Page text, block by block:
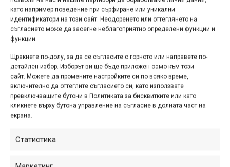
като например поведение при сърфиране или уникални
идентификатори на този сайт. Неодоренето или оттеглянето на
съгласието може да засегне неблагоприятно определени функции и
функции.
Щракнете по-долу, за да се съгласите с горното или направете по-
детайлен избор. Изборът ви ще бъде приложен само към този
сайт. Можете да промените настройките си по всяко време,
включително да оттеглите съгласието си, като използвате
превключващите бутони в Политиката за бисквитките или като
кликнете върху бутона управление на съгласие в долната част на
екрана.
Статистика
NP2 е M/L, а NP3 е L/XL. Пълните подробности за
геометрията можете да видите в сайта на
производителя.